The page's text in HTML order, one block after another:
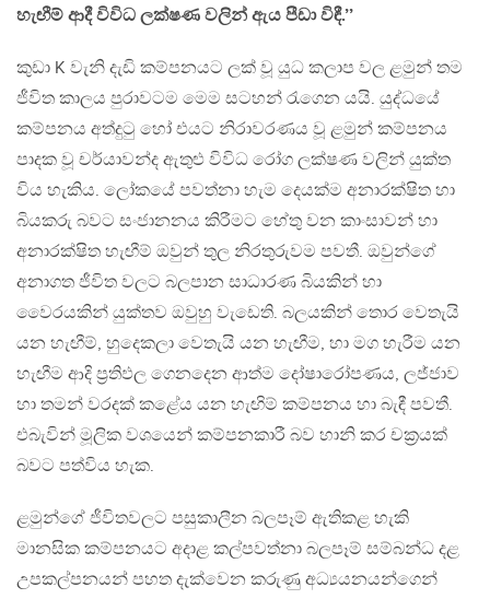
හැඟීම් ආදී විවිධ ලක්ෂණ වලින් ඇය පීඩා විඳී.’’
කුඩා K වැනි දැඩි කම්පනයට ලක් වූ යුධ කලාප වල ළමුන් තම
ජීවිත කාලය පුරාවටම මෙම සටහන් රැගෙන යයි. යුද්ධයේ
කම්පනය අත්දුටු හෝ එයට නිරාවරණය වූ ළමුන් කම්පනය
පාදක වූ චර්යාවන්ද ඇතුළු විවිධ රෝග ලක්ෂණ වලින් යුක්ත
විය හැකිය. ලෝකයේ පවත්නා හැම දෙයක්ම අනාරක්ෂිත හා
බියකරු බවට සංජානනය කිරීමට හේතු වන කාංසාවන් හා
අනාරක්ෂිත හැඟීම් ඔවුන් තුල නිරතුරුවම පවතී. ඔවුන්ගේ
අනාගත ජීවිත වලට බලපාන සාධාරණ බියකින් හා
වෛරයකින් යුක්තව ඔවුහු වැඩෙති. බලයකින් තොර වෙතැයි
යන හැඟීම්, හුදෙකලා වෙතැයි යන හැඟීම, හා මග හැරීම යන
හැඟීම ආදි ප්‍රතිඵල ගෙනදෙන ආත්ම දෝෂාරෝපණය, ලජ්ජාව
හා තමන් වරදක් කළේය යන හැඟිම් කම්පනය හා බැඳී පවතී.
එබැවින් මූලික වශයෙන් කම්පනකාරී බව හානි කර චක්‍රයක්
බවට පත්විය හැක.
ළමුන්ගේ ජීවිතවලට පසුකාලීන බලපෑම් ඇතිකළ හැකි
මානසික කම්පනයට අදාළ කල්පවත්නා බලපෑම් සම්බන්ධ දළ
උපකල්පනයන් පහත දැක්වෙන කරුණු අධ්‍යයනයන්ගෙන්